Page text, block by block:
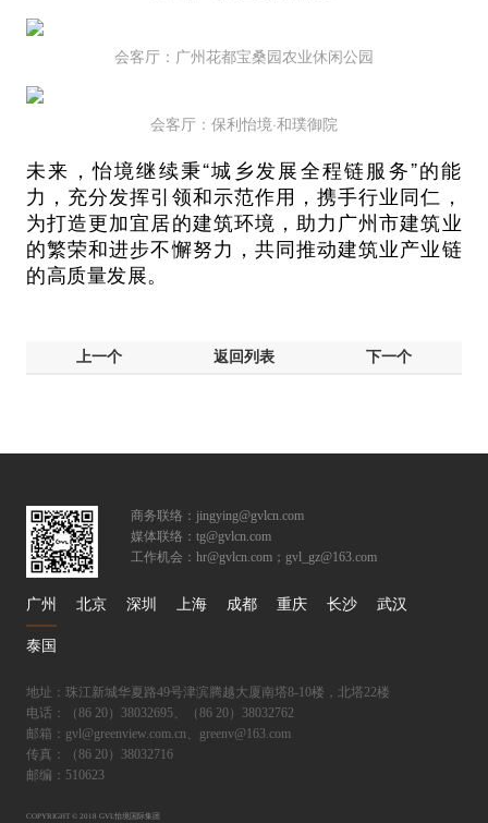
会客厅：广州花都宝桑园农业休闲公园
会客厅：保利怡境·和璞御院
未来，怡境继续秉“城乡发展全程链服务”的能
力，充分发挥引领和示范作用，携手行业同仁，
为打造更加宜居的建筑环境，助力广州市建筑业
的繁荣和进步不懈努力，共同推动建筑业产业链
的高质量发展。
上一个 返回列表 下一个
商务联络：jingying@gvlcn.com
媒体联络：tg@gvlcn.com
工作机会：hr@gvlcn.com；gvl_gz@163.com
广州 北京 深圳 上海 成都 重庆 长沙 武汉
泰国
地址：珠江新城华夏路49号津滨腾越大厦南塔8-10楼，北塔22楼
电话：（86 20）38032695、（86 20）38032762
邮箱：gvl@greenview.com.cn、greenv@163.com
传真：（86 20）38032716
邮编：510623
COPYRIGHT © 2018 GVL怡境国际集团